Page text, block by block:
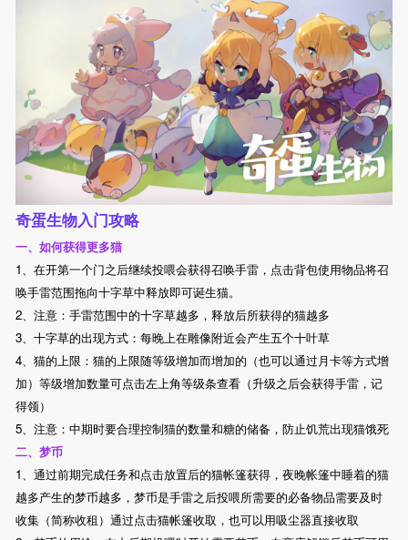
奇蛋生物入门攻略
一、如何获得更多猫
1、在开第一个门之后继续投喂会获得召唤手雷，点击背包使用物品将召
唤手雷范围拖向十字草中释放即可诞生猫。
2、注意：手雷范围中的十字草越多，释放后所获得的猫越多
3、十字草的出现方式：每晚上在雕像附近会产生五个十叶草
4、猫的上限：猫的上限随等级增加而增加的（也可以通过月卡等方式增
加）等级增加数量可点击左上角等级条查看（升级之后会获得手雷，记
得领）
5、注意：中期时要合理控制猫的数量和糖的储备，防止饥荒出现猫饿死
二、梦币
1、通过前期完成任务和点击放置后的猫帐篷获得，夜晚帐篷中睡着的猫
越多产生的梦币越多，梦币是手雷之后投喂所需要的必备物品需要及时
收集（简称收租）通过点击猫帐篷收取，也可以用吸尘器直接收取